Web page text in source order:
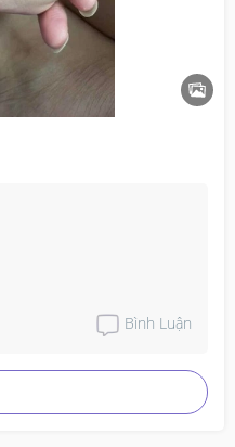
Bình Luận